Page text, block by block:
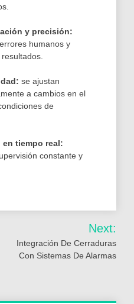
y precisión:
humanos y
se ajustan
a cambios en el
de
en tiempo real:
constante y
Next:
Integración De Cerraduras
Con Sistemas De Alarmas